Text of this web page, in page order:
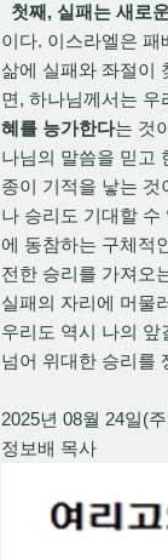
첫째, 실패는 새로
이다. 이스라엘은
삶에 실패와 좌절이
면, 하나님께서는
혜를 능가한다는 것
나님의 말씀을 믿고
종이 기적을 낳는 것
나 승리도 기대할
에 동참하는 구체적
전한 승리를 가져오
실패의 자리에 머물
우리도 역시 나의
넘어 위대한 승리를
2025년 08월 24일(
정보배 목사